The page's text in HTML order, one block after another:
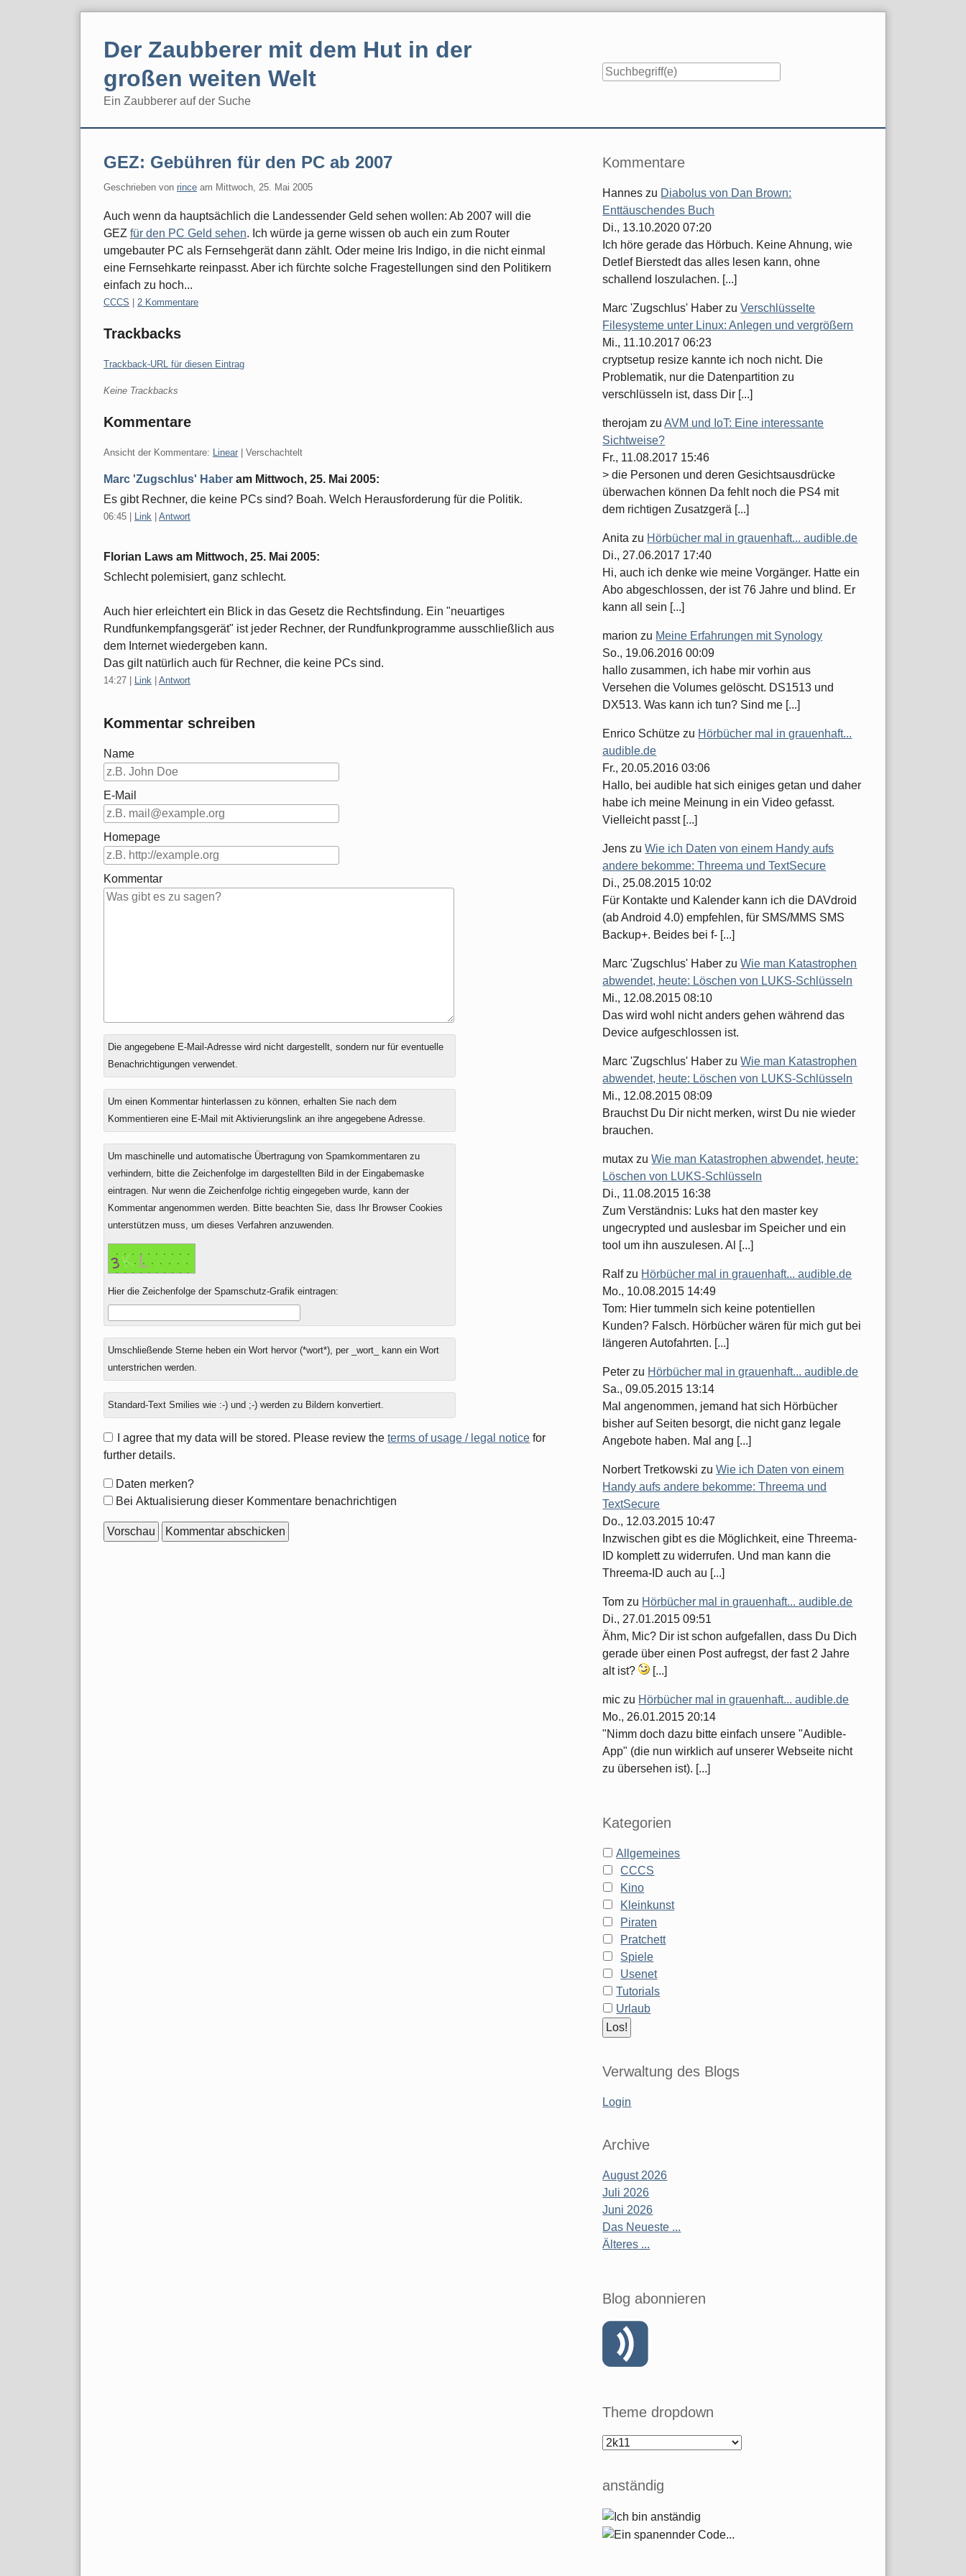
Der Zaubberer mit dem Hut in der
großen weiten Welt
Ein Zaubberer auf der Suche
GEZ: Gebühren für den PC ab 2007
Geschrieben von rince am Mittwoch, 25. Mai 2005
Auch wenn da hauptsächlich die Landessender Geld sehen wollen: Ab 2007 will die
GEZ für den PC Geld sehen. Ich würde ja gerne wissen ob auch ein zum Router
umgebauter PC als Fernsehgerät dann zählt. Oder meine Iris Indigo, in die nicht einmal
eine Fernsehkarte reinpasst. Aber ich fürchte solche Fragestellungen sind den Politikern
einfach zu hoch...
Kategorien:
CCCS 2 Kommentare
Trackbacks
Trackback-URL für diesen Eintrag
Keine Trackbacks
Kommentare
Ansicht der Kommentare: Linear | Verschachtelt
Marc 'Zugschlus' Haber am Mittwoch, 25. Mai 2005:
Es gibt Rechner, die keine PCs sind? Boah. Welch Herausforderung für die Politik.
06:45 Link Antwort
Florian Laws am Mittwoch, 25. Mai 2005:
Schlecht polemisiert, ganz schlecht.
Auch hier erleichtert ein Blick in das Gesetz die Rechtsfindung. Ein "neuartiges
Rundfunkempfangsgerät" ist jeder Rechner, der Rundfunkprogramme ausschließlich aus
dem Internet wiedergeben kann.
Das gilt natürlich auch für Rechner, die keine PCs sind.
14:27 Link Antwort
Kommentar schreiben
Name
E-Mail
Homepage
Kommentar
Antwort
zu
Die angegebene E-Mail-Adresse wird nicht dargestellt, sondern nur für eventuelle
Benachrichtigungen verwendet.
Um einen Kommentar hinterlassen zu können, erhalten Sie nach dem
Kommentieren eine E-Mail mit Aktivierungslink an ihre angegebene Adresse.
Um maschinelle und automatische Übertragung von Spamkommentaren zu
verhindern, bitte die Zeichenfolge im dargestellten Bild in der Eingabemaske
eintragen. Nur wenn die Zeichenfolge richtig eingegeben wurde, kann der
Kommentar angenommen werden. Bitte beachten Sie, dass Ihr Browser Cookies
unterstützen muss, um dieses Verfahren anzuwenden.
Hier die Zeichenfolge der Spamschutz-Grafik eintragen:
Umschließende Sterne heben ein Wort hervor (*wort*), per _wort_ kann ein Wort
unterstrichen werden.
Standard-Text Smilies wie :-) und ;-) werden zu Bildern konvertiert.
I agree that my data will be stored. Please review theterms of usage / legal notice for
further details.
Formular-
Optionen
Daten merken?
Bei Aktualisierung dieser Kommentare benachrichtigen
Seitenleiste
Kommentare
Hannes zu Diabolus von Dan Brown:
Enttäuschendes Buch
Di., 13.10.2020 07:20
Ich höre gerade das Hörbuch. Keine Ahnung, wie
Detlef Bierstedt das alles lesen kann, ohne
schallend loszulachen. [...]
Marc 'Zugschlus' Haber zuVerschlüsselte
Filesysteme unter Linux: Anlegen und vergrößern
Mi., 11.10.2017 06:23
cryptsetup resize kannte ich noch nicht. Die
Problematik, nur die Datenpartition zu
verschlüsseln ist, dass Dir [...]
therojam zuAVM und IoT: Eine interessante
Sichtweise?
Fr., 11.08.2017 15:46
> die Personen und deren Gesichtsausdrücke
überwachen können Da fehlt noch die PS4 mit
dem richtigen Zusatzgerä [...]
Anita zu Hörbücher mal in grauenhaft... audible.de
Di., 27.06.2017 17:40
Hi, auch ich denke wie meine Vorgänger. Hatte ein
Abo abgeschlossen, der ist 76 Jahre und blind. Er
kann all sein [...]
marion zu Meine Erfahrungen mit Synology
So., 19.06.2016 00:09
hallo zusammen, ich habe mir vorhin aus
Versehen die Volumes gelöscht. DS1513 und
DX513. Was kann ich tun? Sind me [...]
Enrico Schütze zu Hörbücher mal in grauenhaft...
audible.de
Fr., 20.05.2016 03:06
Hallo, bei audible hat sich einiges getan und daher
habe ich meine Meinung in ein Video gefasst.
Vielleicht passt [...]
Jens zuWie ich Daten von einem Handy aufs
andere bekomme: Threema und TextSecure
Di., 25.08.2015 10:02
Für Kontakte und Kalender kann ich die DAVdroid
(ab Android 4.0) empfehlen, für SMS/MMS SMS
Backup+. Beides bei f- [...]
Marc 'Zugschlus' Haber zuWie man Katastrophen
abwendet, heute: Löschen von LUKS-Schlüsseln
Mi., 12.08.2015 08:10
Das wird wohl nicht anders gehen während das
Device aufgeschlossen ist.
Marc 'Zugschlus' Haber zuWie man Katastrophen
abwendet, heute: Löschen von LUKS-Schlüsseln
Mi., 12.08.2015 08:09
Brauchst Du Dir nicht merken, wirst Du nie wieder
brauchen.
mutax zuWie man Katastrophen abwendet, heute:
Löschen von LUKS-Schlüsseln
Di., 11.08.2015 16:38
Zum Verständnis: Luks hat den master key
ungecrypted und auslesbar im Speicher und ein
tool um ihn auszulesen. Al [...]
Ralfzu Hörbücher mal in grauenhaft... audible.de
Mo., 10.08.2015 14:49
Tom: Hier tummeln sich keine potentiellen
Kunden? Falsch. Hörbücher wären für mich gut bei
längeren Autofahrten. [...]
Peter zu Hörbücher mal in grauenhaft... audible.de
Sa., 09.05.2015 13:14
Mal angenommen, jemand hat sich Hörbücher
bisher auf Seiten besorgt, die nicht ganz legale
Angebote haben. Mal ang [...]
Norbert Tretkowski zuWie ich Daten von einem
Handy aufs andere bekomme: Threema und
TextSecure
Do., 12.03.2015 10:47
Inzwischen gibt es die Möglichkeit, eine Threema-
ID komplett zu widerrufen. Und man kann die
Threema-ID auch au [...]
Tom zu Hörbücher mal in grauenhaft... audible.de
Di., 27.01.2015 09:51
Ähm, Mic? Dir ist schon aufgefallen, dass Du Dich
gerade über einen Post aufregst, der fast 2 Jahre
alt ist?
[...]
mic zu Hörbücher mal in grauenhaft... audible.de
Mo., 26.01.2015 20:14
"Nimm doch dazu bitte einfach unsere "Audible-
App" (die nun wirklich auf unserer Webseite nicht
zu übersehen ist). [...]
Kategorien
Allgemeines
CCCS
Kino
Kleinkunst
Piraten
Pratchett
Spiele
Usenet
Tutorials
Urlaub
Verwaltung des Blogs
Login
Archive
August 2026
Juli 2026
Juni 2026
Das Neueste ...
Älteres ...
Blog abonnieren
Theme dropdown
anständig